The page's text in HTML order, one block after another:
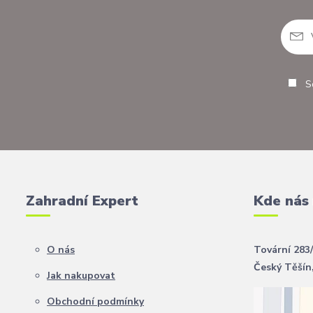
Zahradní Expert
O nás
Jak nakupovat
Obchodní podmínky
Kde
Tovární
Český